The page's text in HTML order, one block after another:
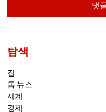
탐색
집
톱 뉴스
세계
경제